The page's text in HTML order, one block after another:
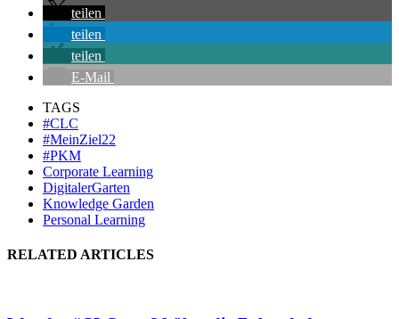
teilen
teilen
teilen
E-Mail
TAGS
#CLC
#MeinZiel22
#PKM
Corporate Learning
DigitalerGarten
Knowledge Garden
Personal Learning
RELATED ARTICLES